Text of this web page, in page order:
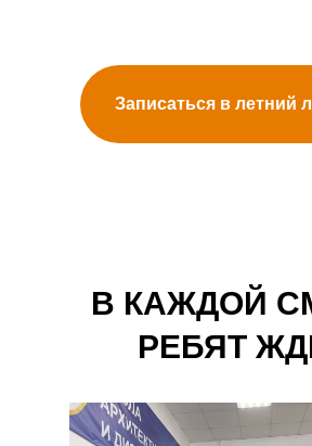
Записаться в летний
В КАЖДОЙ
РЕБЯТ